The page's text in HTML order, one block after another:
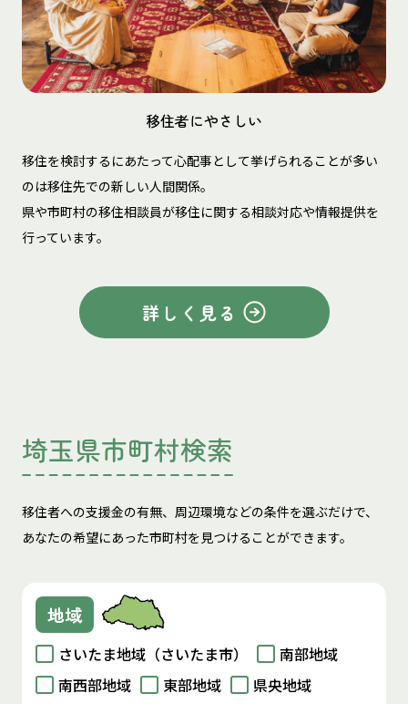
移住者にやさしい
移住を検討するにあたって心配事として挙げられることが多い
のは移住先での新しい人間関係。
県や市町村の移住相談員が移住に関する相談対応や情報提供を
行っています。
詳しく見る
埼玉県市町村検索
移住者への支援金の有無、周辺環境などの条件を選ぶだけで、
あなたの希望にあった市町村を見つけることができます。
地域
さいたま地域（さいたま市）
南部地域
南西部地域
東部地域
県央地域